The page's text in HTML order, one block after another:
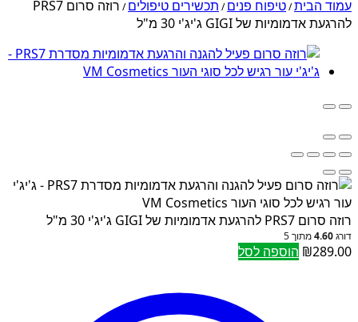
עמוד הבית/טיפוח פנים/ תכשירים טיפולים/
רוזה סרום PRS7
להרגעת אדמומיות של GIGI ג'יג'י 30 מ"ל
רוזה סרום PRS7 להרגעת אדמומיות של GIGI ג'יג'י 30 מ"ל
דורג4.60מתוך 5
₪289.00 הוספה לסל